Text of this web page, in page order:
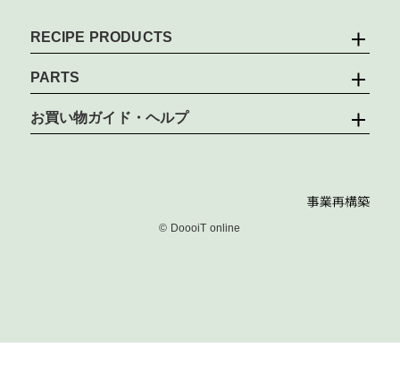
RECIPE PRODUCTS
PARTS
お買い物ガイド・ヘルプ
© DoooiT online